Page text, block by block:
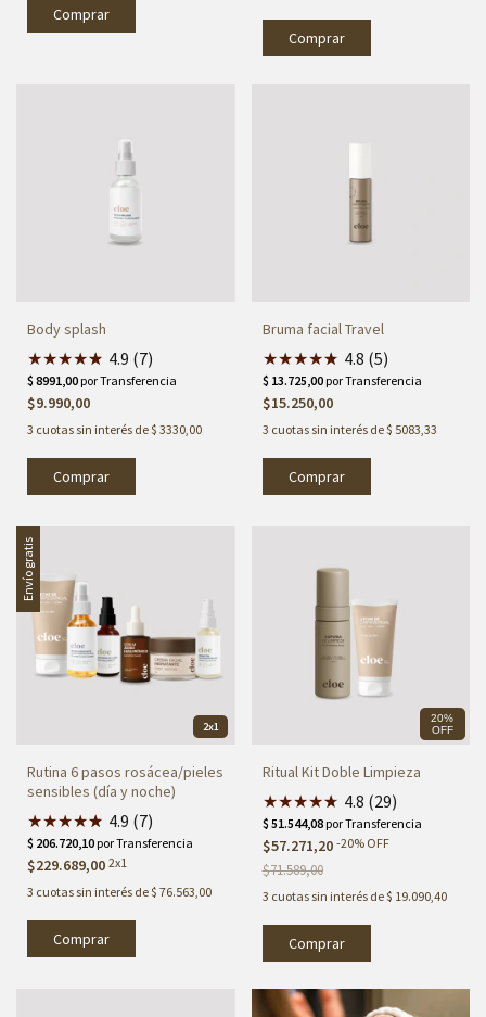
Comprar
Comprar
Body splash
★★★★★
★ 4.9 (7)
$9.990,00
3 cuotas sin interés de$ 3330,00
Comprar
Bruma facial Travel
★★★★★
★ 4.8 (5)
$15.250,00
3 cuotas sin interés de$ 5083,33
Envío gratis
2x1
Rutina 6 pasos rosácea/pieles
sensibles (día y noche)
★★★★★
★ 4.9 (7)
$229.689,00 2x1
3 cuotas sin interés de$ 76.563,00
20%
OFF
Ritual Kit Doble Limpieza
★★★★★
★ 4.8 (29)
$57.271,20 -20% OFF
$71.589,00
3 cuotas sin interés de$ 19.090,40
Comprar